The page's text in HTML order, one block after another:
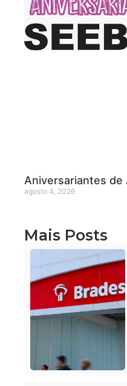
Aniversariantes de
agosto 4, 2026
Mais Posts